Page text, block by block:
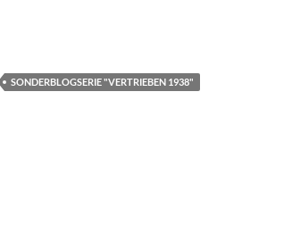
SONDERBLOGSERIE "VERTRIEBEN 1938"